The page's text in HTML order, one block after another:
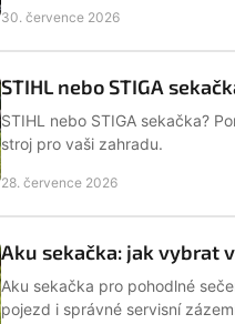
30. července 2026
STIHL nebo STIGA
STIHL nebo STIGA sekačka?
stroj pro vaši zahradu.
28. července 2026
Aku sekačka: jak vybrat
Aku sekačka pro pohodlné
pojezd i správné servisní